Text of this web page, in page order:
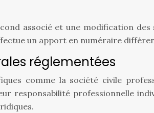
associé et une modification
un apport en numéraire
réglementées
comme la société civile
responsabilité professionnelle